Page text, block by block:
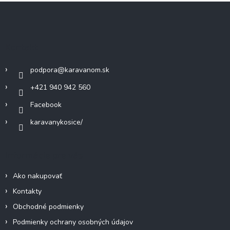
podpora@karavanom.sk
+421 940 942 560
Facebook
karavanykosice/
Ako nakupovať
Kontakty
Obchodné podmienky
Podmienky ochrany osobných údajov